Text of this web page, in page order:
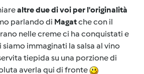
altre due di voi per l'originalità
parlando di Magatche con il
nelle creme ci ha conquistati e
siamo immaginati la salsa al vino
tiepida su una porzione di
averla qui di fronte